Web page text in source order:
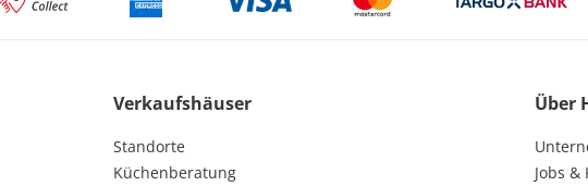
Verkaufshäuser
Standorte
Küchenberatung
Über
Jobs